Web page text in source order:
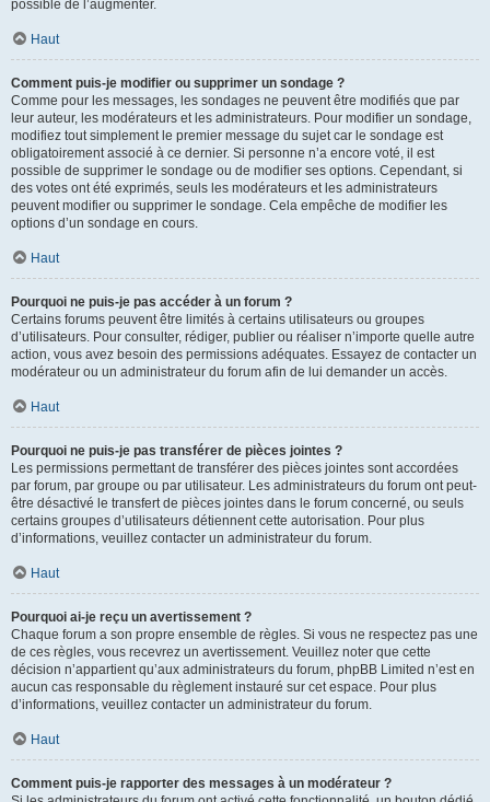
possible de l’augmenter.
Haut
Comment puis-je modifier ou supprimer un sondage ?
Comme pour les messages, les sondages ne peuvent être modifiés que par
leur auteur, les modérateurs et les administrateurs. Pour modifier un sondage,
modifiez tout simplement le premier message du sujet car le sondage est
obligatoirement associé à ce dernier. Si personne n’a encore voté, il est
possible de supprimer le sondage ou de modifier ses options. Cependant, si
des votes ont été exprimés, seuls les modérateurs et les administrateurs
peuvent modifier ou supprimer le sondage. Cela empêche de modifier les
options d’un sondage en cours.
Haut
Pourquoi ne puis-je pas accéder à un forum ?
Certains forums peuvent être limités à certains utilisateurs ou groupes
d’utilisateurs. Pour consulter, rédiger, publier ou réaliser n’importe quelle autre
action, vous avez besoin des permissions adéquates. Essayez de contacter un
modérateur ou un administrateur du forum afin de lui demander un accès.
Haut
Pourquoi ne puis-je pas transférer de pièces jointes ?
Les permissions permettant de transférer des pièces jointes sont accordées
par forum, par groupe ou par utilisateur. Les administrateurs du forum ont peut-
être désactivé le transfert de pièces jointes dans le forum concerné, ou seuls
certains groupes d’utilisateurs détiennent cette autorisation. Pour plus
d’informations, veuillez contacter un administrateur du forum.
Haut
Pourquoi ai-je reçu un avertissement ?
Chaque forum a son propre ensemble de règles. Si vous ne respectez pas une
de ces règles, vous recevrez un avertissement. Veuillez noter que cette
décision n’appartient qu’aux administrateurs du forum, phpBB Limited n’est en
aucun cas responsable du règlement instauré sur cet espace. Pour plus
d’informations, veuillez contacter un administrateur du forum.
Haut
Comment puis-je rapporter des messages à un modérateur ?